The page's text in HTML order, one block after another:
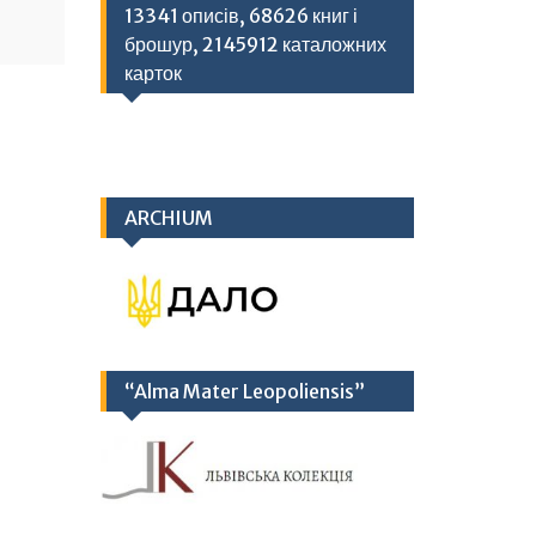
13341 описів, 68626 книг і
брошур, 2145912 каталожних
карток
ARCHIUM
“Alma Mater Leopoliensis”